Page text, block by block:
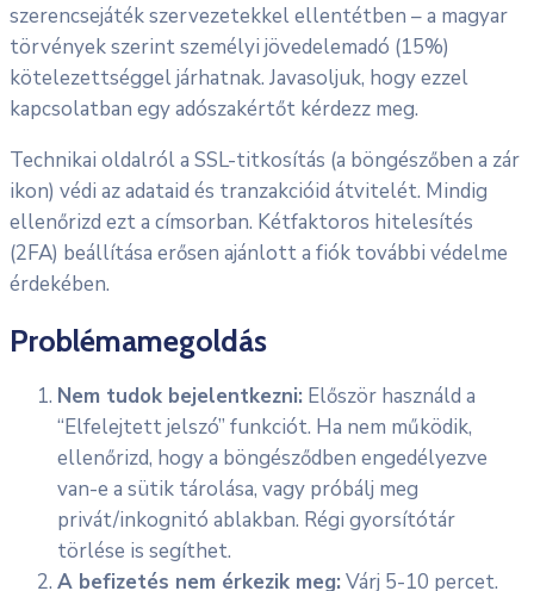
szerencsejáték szervezetekkel ellentétben – a magyar
törvények szerint személyi jövedelemadó (15%)
kötelezettséggel járhatnak. Javasoljuk, hogy ezzel
kapcsolatban egy adószakértőt kérdezz meg.
Technikai oldalról a SSL-titkosítás (a böngészőben a zár
ikon) védi az adataid és tranzakcióid átvitelét. Mindig
ellenőrizd ezt a címsorban. Kétfaktoros hitelesítés
(2FA) beállítása erősen ajánlott a fiók további védelme
érdekében.
Problémamegoldás
Nem tudok bejelentkezni: Először használd a
“Elfelejtett jelszó” funkciót. Ha nem működik,
ellenőrizd, hogy a böngésződben engedélyezve
van-e a sütik tárolása, vagy próbálj meg
privát/inkognitó ablakban. Régi gyorsítótár
törlése is segíthet.
A befizetés nem érkezik meg: Várj 5-10 percet.